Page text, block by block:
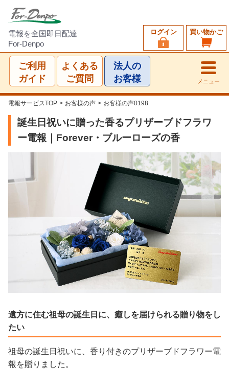
電報を全国即日配達
For-Denpo
買い物かご
ログイン
ご利用
ガイド
よくある
ご質問
法人の
お客様
メニュー
電報サービスTOP > お客様の声 > お客様の声0198
誕生日祝いに贈った香るプリザーブドフラワ
ー電報｜Forever・ブルーローズの香
遠方に住む祖母の誕生日に、癒しを届けられる贈り物をし
たい
祖母の誕生日祝いに、香り付きのプリザーブドフラワー電
報を贈りました。